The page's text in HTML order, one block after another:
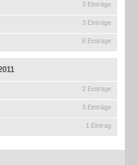
3 Einträge
3 Einträge
6 Einträge
2 Einträge
3 Einträge
1 Eintrag